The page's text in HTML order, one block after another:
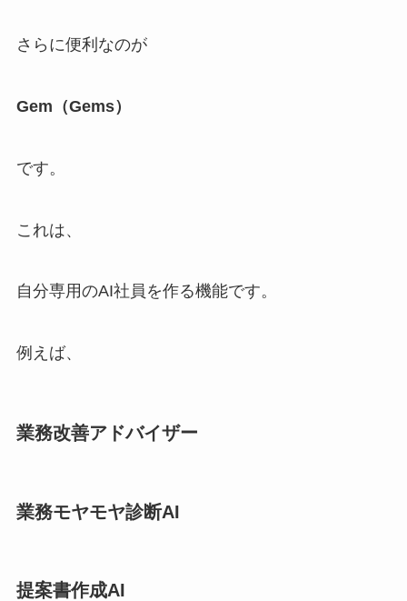
さらに便利なのが
Gem（Gems）
です。
これは、
自分専用のAI社員を作る機能です。
例えば、
業務改善アドバイザー
業務モヤモヤ診断AI
提案書作成AI